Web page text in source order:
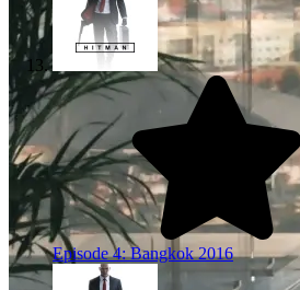
Episode 4: Bangkok2016